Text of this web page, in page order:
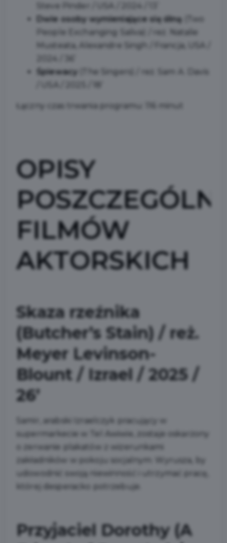
Steve Pinder / USA / 2024 / 13’
Dwie osoby wymieniające się śliną (Two
People Exchanging Saliva) / reż. Natalie
Musteata, Alexandre Singh / Francja, USA /
Śpiewacy (The Singers) / reż. Sam A. Davis
Łączny czas trwania programu: 116 minut
OPISY
FILMÓW
AKTORSKICH
Skaza rzeźnika
(Butcher’s Stain) / reż.
Meyer Levinson-
Blount / Izrael / 2025 /
26’
Samir, arabski Izraelczyk pracujący w
supermarkecie w Tel Awiwie, zostaje oskarżony
o zerwanie plakatów z wizerunkami
zakładników w pokoju socjalnym. Wyrusza, by
udowodnić swoją niewinność i utrzymać pracę,
której desperacko potrzebuje.
Przyjaciel Dorothy (A